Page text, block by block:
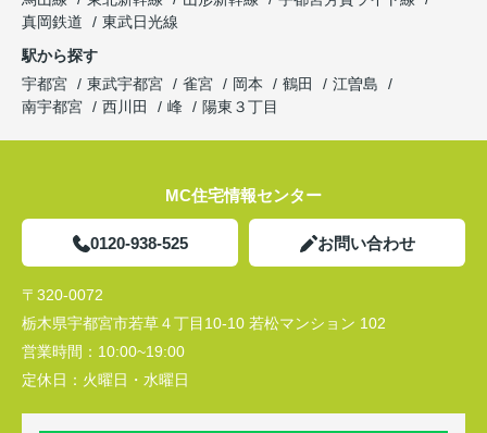
真岡鉄道
東武日光線
駅から探す
宇都宮
東武宇都宮 雀宮 岡本 鶴田
江曽島
南宇都宮
西川田 峰 陽東３丁目
MC住宅情報センター
0120-938-525 お問い合わせ
〒320-0072
栃木県宇都宮市若草４丁目10-10 若松マンション 102
営業時間： 10:00~19:00
定休日： 火曜日・水曜日